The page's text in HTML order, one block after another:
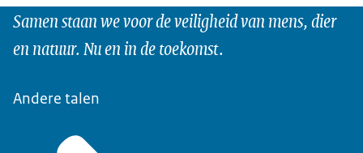
Samen staan we voor de veiligheid van mens, dier
en natuur. Nu en in de toekomst.
Andere talen